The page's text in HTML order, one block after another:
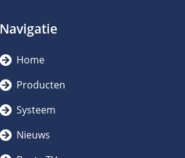
Navigatie
Home
Producten
Systeem
Nieuws